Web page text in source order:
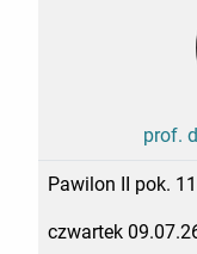
prof.
Pawilon II pok.
czwartek